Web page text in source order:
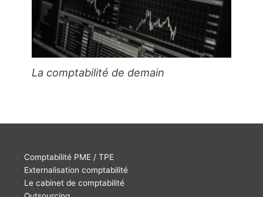
La comptabilité de demain
Comptabilité PME / TPE
Externalisation comptabilité
Le cabinet de comptabilité